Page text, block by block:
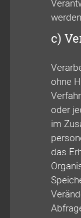
c)
ohne
oder
im
das